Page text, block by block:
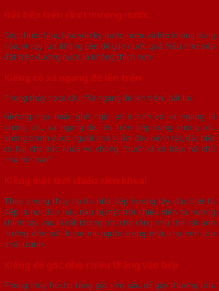
Đặt bếp trên rãnh mương nước
Bếp thuộc hỏa, hỏa vốn kỵ nước, nước và lửa không dung
hòa, vì vậy lửa không nên để gần nước quá. Nếu như bếp
đặt trên đường nước là không thích hợp
Kiêng có xà ngang đè lên trên
Phong thủy học có câu: “Xà ngang đè lên trên” bất lợi
Giường ngủ hoặc ghế ngồi phía trên có xà ngang là
không tốt, xà ngang đè lên trên bếp cũng không tốt.
không tránh được người nhà bị ốm đau bệnh tật, đặc biệt
có hại cho sức khỏe vợ chồng, “dưới xà có bếp, nữ chủ
nhà tổn hao”
Kiêng mặt trời chiếu xiên khoai
Theo phong thủy học thì nhà bếp hướng tây, đặc biệt tủ
bếp là nơi đun nấu nếu bị mặt trời chiếu xiên từ hướng
chính tây vào là rất không tốt, cho rằng như thế rất ảnh
hưởng đến sức khỏe mọi người trong nhà, cho nên cần
phải tránh
Kiêng để góc nhọn chiếu thẳng vào bếp
Phong thủy học cho rằng góc nhọn sắc, dễ gây thương tổn,